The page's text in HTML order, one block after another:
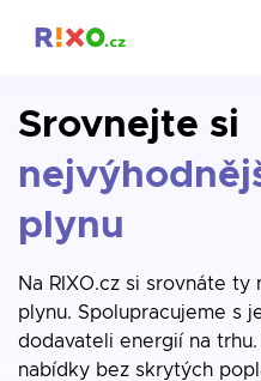
Srovnejte si
plynu
Na RIXO.cz si srovnáte
plynu. Spolupracujeme s
dodavateli energií na
nabídky bez skrytých